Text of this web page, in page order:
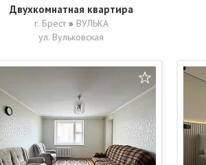
Двухкомнатная квартира
г. Брест » ВУЛЬКА
ул. Вульковская